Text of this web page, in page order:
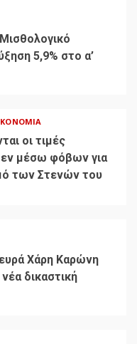
5,9% στο α’
οι τιμές
εν μέσω φόβων για
των Στενών του
Χάρη Καρώνη
νέα δικαστική